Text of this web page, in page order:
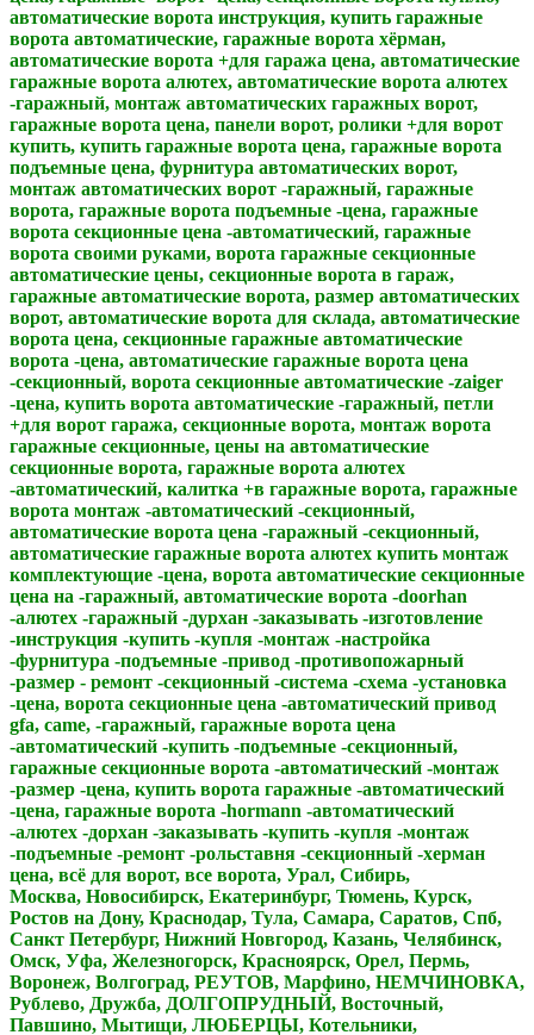
автоматические ворота инструкция, купить гаражные
ворота автоматические, гаражные ворота хёрман,
автоматические ворота +для гаража цена, автоматические
гаражные ворота алютех, автоматические ворота алютех
-гаражный, монтаж автоматических гаражных ворот,
гаражные ворота цена, панели ворот, ролики +для ворот
купить, купить гаражные ворота цена, гаражные ворота
подъемные цена, фурнитура автоматических ворот,
монтаж автоматических ворот -гаражный, гаражные
ворота, гаражные ворота подъемные -цена, гаражные
ворота секционные цена -автоматический, гаражные
ворота своими руками, ворота гаражные секционные
автоматические цены, секционные ворота в гараж,
гаражные автоматические ворота, размер автоматических
ворот, автоматические ворота для склада, автоматические
ворота цена, секционные гаражные автоматические
ворота -цена, автоматические гаражные ворота цена
-секционный, ворота секционные автоматические -zaiger
-цена, купить ворота автоматические -гаражный, петли
+для ворот гаража, секционные ворота, монтаж ворота
гаражные секционные, цены на автоматические
секционные ворота, гаражные ворота алютех
-автоматический, калитка +в гаражные ворота, гаражные
ворота монтаж -автоматический -секционный,
автоматические ворота цена -гаражный -секционный,
автоматические гаражные ворота алютех купить монтаж
комплектующие -цена, ворота автоматические секционные
цена на -гаражный, автоматические ворота -doorhan
-алютех -гаражный -дурхан -заказывать -изготовление
-инструкция -купить -купля -монтаж -настройка
-фурнитура -подъемные -привод -противопожарный
-размер - ремонт -секционный -система -схема -установка
-цена, ворота секционные цена -автоматический привод
gfa, came, -гаражный, гаражные ворота цена
-автоматический -купить -подъемные -секционный,
гаражные секционные ворота -автоматический -монтаж
-размер -цена, купить ворота гаражные -автоматический
-цена, гаражные ворота -hormann -автоматический
-алютех -дорхан -заказывать -купить -купля -монтаж
-подъемные -ремонт -рольставня -секционный -херман
цена, всё для ворот, все ворота, Урал, Сибирь,
Москва, Новосибирск, Екатеринбург, Тюмень, Курск,
Ростов на Дону, Краснодар, Тула, Самара, Саратов, Спб,
Санкт Петербург, Нижний Новгород, Казань, Челябинск,
Омск, Уфа, Железногорск, Красноярск, Орел, Пермь,
Воронеж, Волгоград, РЕУТОВ, Марфино, НЕМЧИНОВКА,
Рублево, Дружба, ДОЛГОПРУДНЫЙ, Восточный,
Павшино, Мытищи, ЛЮБЕРЦЫ, Котельники,